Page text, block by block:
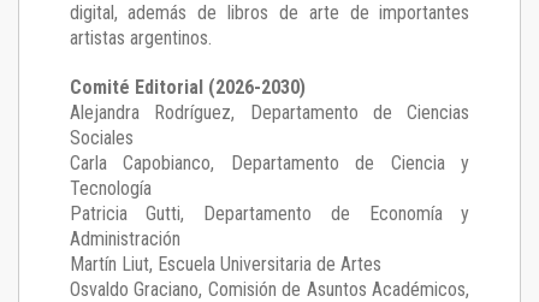
digital, además de libros de arte de importantes
artistas argentinos.
Comité Editorial (2026-2030)
Alejandra Rodríguez, Departamento de Ciencias
Sociales
Carla Capobianco, Departamento de Ciencia y
Tecnología
Patricia Gutti, Departamento de Economía y
Administración
Martín Liut, Escuela Universitaria de Artes
Osvaldo Graciano, Comisión de Asuntos Académicos,